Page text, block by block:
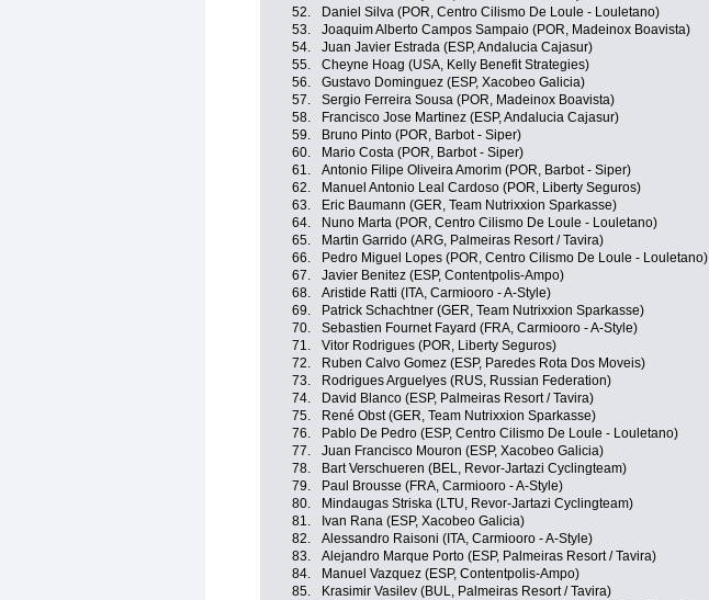
52.
Daniel Silva (POR, Centro Cilismo De Loule - Louletano)
53.
Joaquim Alberto Campos Sampaio (POR, Madeinox Boavista)
54.
Juan Javier Estrada (ESP, Andalucia Cajasur)
55.
Cheyne Hoag (USA, Kelly Benefit Strategies)
56.
Gustavo Dominguez (ESP, Xacobeo Galicia)
57.
Sergio Ferreira Sousa (POR, Madeinox Boavista)
58.
Francisco Jose Martinez (ESP, Andalucia Cajasur)
59.
Bruno Pinto (POR, Barbot - Siper)
60.
Mario Costa (POR, Barbot - Siper)
61.
Antonio Filipe Oliveira Amorim (POR, Barbot - Siper)
62.
Manuel Antonio Leal Cardoso (POR, Liberty Seguros)
63.
Eric Baumann (GER, Team Nutrixxion Sparkasse)
64.
Nuno Marta (POR, Centro Cilismo De Loule - Louletano)
65.
Martin Garrido (ARG, Palmeiras Resort / Tavira)
66.
Pedro Miguel Lopes (POR, Centro Cilismo De Loule - Louletano)
67.
Javier Benitez (ESP, Contentpolis-Ampo)
68.
Aristide Ratti (ITA, Carmiooro - A-Style)
69.
Patrick Schachtner (GER, Team Nutrixxion Sparkasse)
70.
Sebastien Fournet Fayard (FRA, Carmiooro - A-Style)
71.
Vitor Rodrigues (POR, Liberty Seguros)
72.
Ruben Calvo Gomez (ESP, Paredes Rota Dos Moveis)
73.
Rodrigues Arguelyes (RUS, Russian Federation)
74.
David Blanco (ESP, Palmeiras Resort / Tavira)
75.
René Obst (GER, Team Nutrixxion Sparkasse)
76.
Pablo De Pedro (ESP, Centro Cilismo De Loule - Louletano)
77.
Juan Francisco Mouron (ESP, Xacobeo Galicia)
78.
Bart Verschueren (BEL, Revor-Jartazi Cyclingteam)
79.
Paul Brousse (FRA, Carmiooro - A-Style)
80.
Mindaugas Striska (LTU, Revor-Jartazi Cyclingteam)
81.
Ivan Rana (ESP, Xacobeo Galicia)
82.
Alessandro Raisoni (ITA, Carmiooro - A-Style)
83.
Alejandro Marque Porto (ESP, Palmeiras Resort / Tavira)
84.
Manuel Vazquez (ESP, Contentpolis-Ampo)
85.
Krasimir Vasilev (BUL, Palmeiras Resort / Tavira)